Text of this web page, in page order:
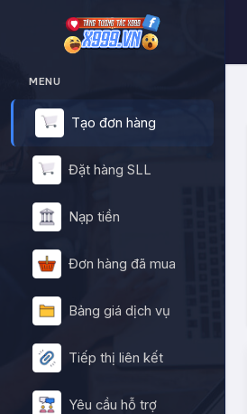
MENU
Tạo đơn hàng
Đặt hàng SLL
Nạp tiền
Đơn hàng đã mua
Bảng giá dịch vụ
Tiếp thị liên kết
Yêu cầu hỗ trợ